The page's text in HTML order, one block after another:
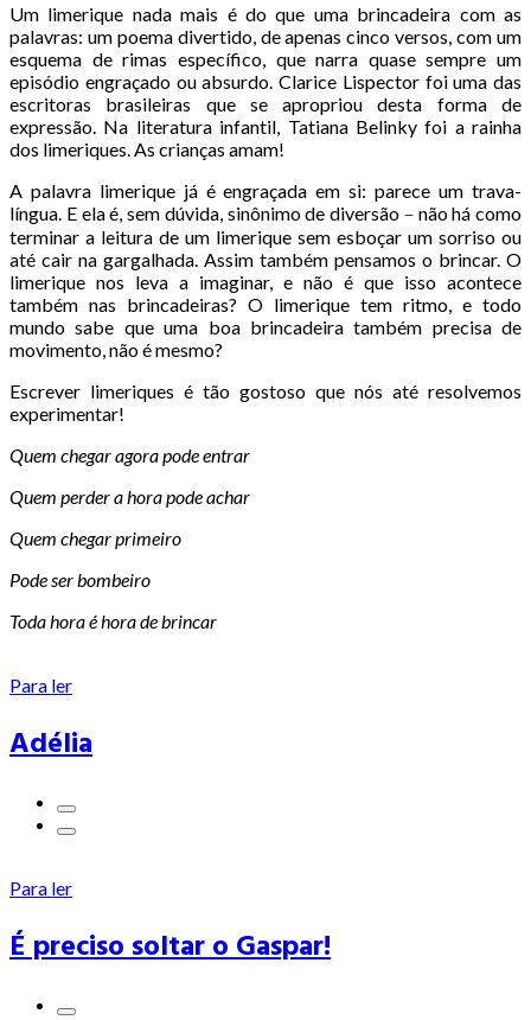
Um limerique nada mais é do que uma brincadeira com as
palavras: um poema divertido, de apenas cinco versos, com um
esquema de rimas específico, que narra quase sempre um
episódio engraçado ou absurdo. Clarice Lispector foi uma das
escritoras brasileiras que se apropriou desta forma de
expressão. Na literatura infantil, Tatiana Belinky foi a rainha
dos limeriques. As crianças amam!
A palavra limerique já é engraçada em si: parece um trava-
língua. E ela é, sem dúvida, sinônimo de diversão –não há como
terminar a leitura de um limerique sem esboçar um sorriso ou
até cair na gargalhada. Assim também pensamos o brincar. O
limerique nos leva a imaginar, e não é que isso acontece
também nas brincadeiras? O limerique tem ritmo, e todo
mundo sabe que uma boa brincadeira também precisa de
movimento, não é mesmo?
Escrever limeriques é tão gostoso que nós até resolvemos
experimentar!
Quem chegar agora pode entrar
Quem perder a hora pode achar
Quem chegar primeiro
Pode ser bombeiro
Toda hora é hora de brincar
Para ler
Adélia
Para ler
É preciso soltar o Gaspar!